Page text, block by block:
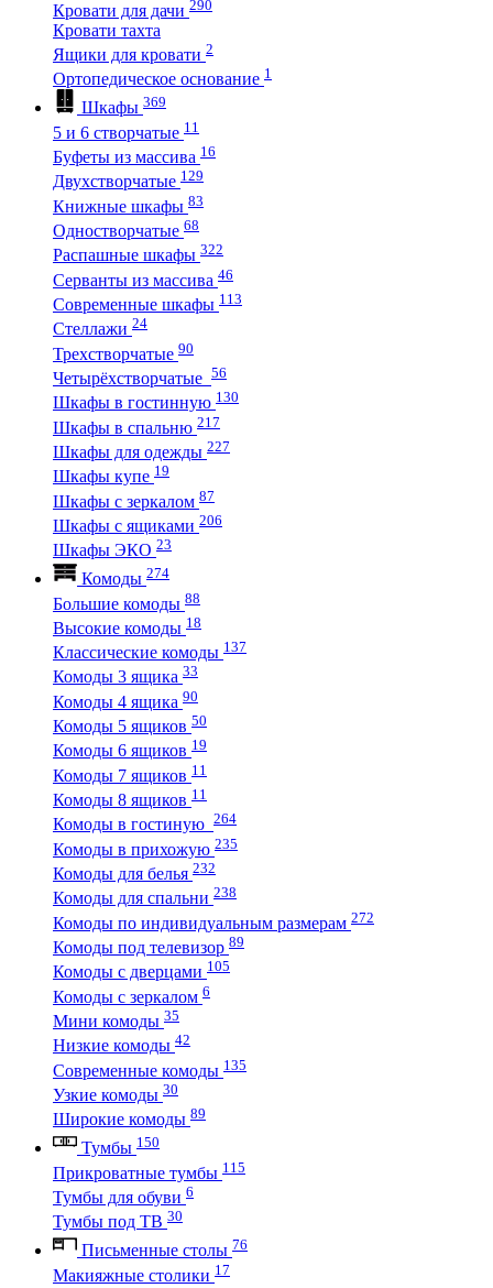
Кровати для дачи 290
Кровати тахта
Ящики для кровати 2
Ортопедическое основание 1
Шкафы 369
5 и 6 створчатые 11
Буфеты из массива 16
Двухстворчатые 129
Книжные шкафы 83
Одностворчатые 68
Распашные шкафы 322
Серванты из массива 46
Современные шкафы 113
Стеллажи 24
Трехстворчатые 90
Четырёхстворчатые 56
Шкафы в гостинную 130
Шкафы в спальню 217
Шкафы для одежды 227
Шкафы купе 19
Шкафы с зеркалом 87
Шкафы с ящиками 206
Шкафы ЭКО 23
Комоды 274
Большие комоды 88
Высокие комоды 18
Классические комоды 137
Комоды 3 ящика 33
Комоды 4 ящика 90
Комоды 5 ящиков 50
Комоды 6 ящиков 19
Комоды 7 ящиков 11
Комоды 8 ящиков 11
Комоды в гостиную 264
Комоды в прихожую 235
Комоды для белья 232
Комоды для спальни 238
Комоды по индивидуальным размерам 272
Комоды под телевизор 89
Комоды с дверцами 105
Комоды с зеркалом 6
Мини комоды 35
Низкие комоды 42
Современные комоды 135
Узкие комоды 30
Широкие комоды 89
Тумбы 150
Прикроватные тумбы 115
Тумбы для обуви 6
Тумбы под ТВ 30
Письменные столы 76
Макияжные столики 17